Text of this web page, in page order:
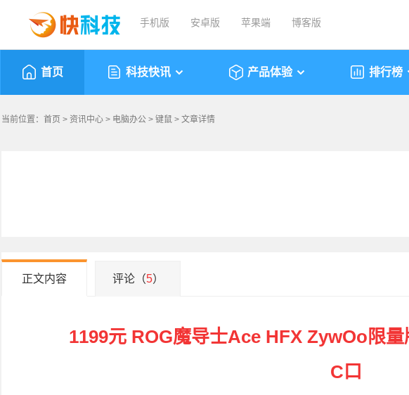
手机版 安卓版 苹果端 博客版
首页 科技快讯 产品体验 排行榜
当前位置： 首页 > 资讯中心 > 电脑办公 > 键鼠 > 文章详情
正文内容 评论（5）
1199元 ROG魔导士Ace HFX ZywOo限
C口